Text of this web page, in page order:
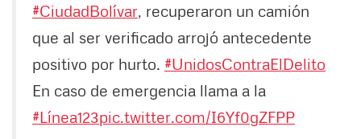
#CiudadBolívar, recuperaron un camión
que al ser verificado arrojó antecedente
positivo por hurto. #UnidosContraElDelito
En caso de emergencia llama a la
#Línea123pic.twitter.com/I6Yf0gZFPP